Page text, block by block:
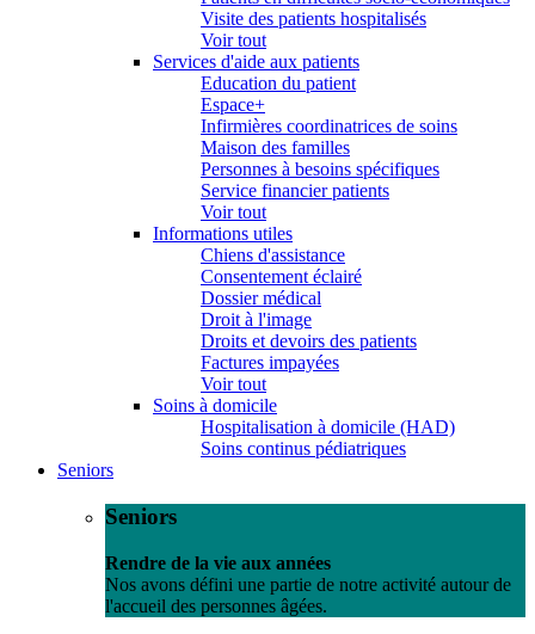
Visite des patients hospitalisés
Voir tout
Services d'aide aux patients
Education du patient
Espace+
Infirmières coordinatrices de soins
Maison des familles
Personnes à besoins spécifiques
Service financier patients
Voir tout
Informations utiles
Chiens d'assistance
Consentement éclairé
Dossier médical
Droit à l'image
Droits et devoirs des patients
Factures impayées
Voir tout
Soins à domicile
Hospitalisation à domicile (HAD)
Soins continus pédiatriques
Seniors
Seniors
Rendre de la vie aux années
Nos avons défini une partie de notre activité autour de
l'accueil des personnes âgées.